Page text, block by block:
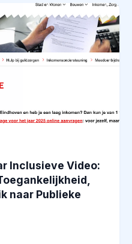
Inclusieve Video:
naar Publieke